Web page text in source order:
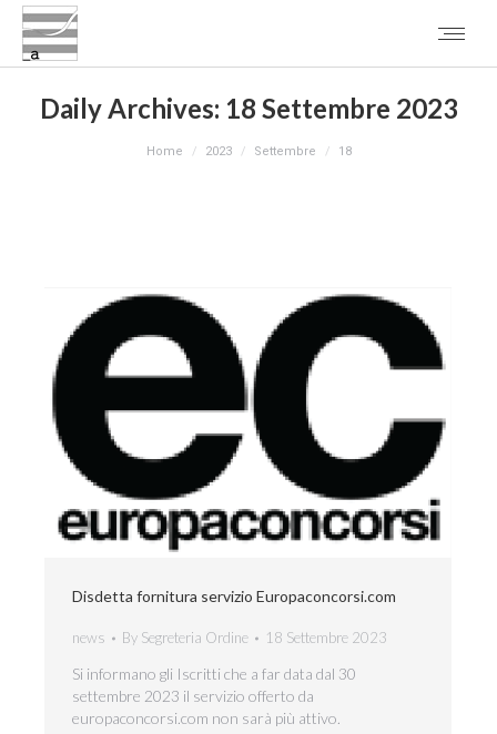
Daily Archives: 18 Settembre 2023
Home 2023 Settembre 18
Disdetta fornitura servizio Europaconcorsi.com
news By Segreteria Ordine 18 Settembre 2023
Si informano gli Iscritti che a far data dal 30
settembre 2023 il servizio offerto da
europaconcorsi.com non sarà più attivo.